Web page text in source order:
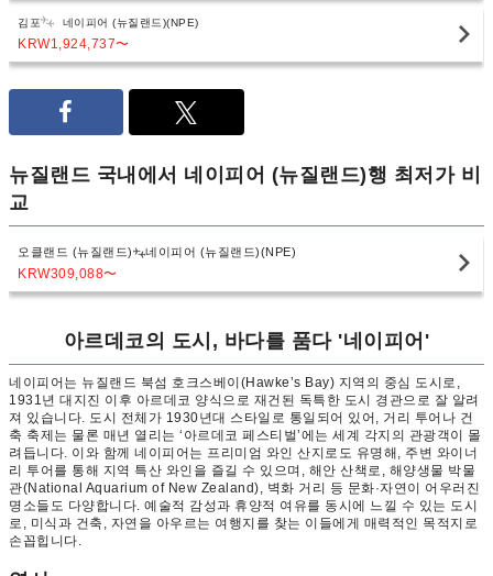
김포 네이피어 (뉴질랜드)(NPE)
KRW1,924,737〜
뉴질랜드 국내에서 네이피어 (뉴질랜드)행 최저가 비
교
오클랜드 (뉴질랜드) 네이피어 (뉴질랜드)(NPE)
KRW309,088〜
아르데코의 도시, 바다를 품다 '네이피어'
네이피어는 뉴질랜드 북섬 호크스베이(Hawke’s Bay) 지역의 중심 도시로,
1931년 대지진 이후 아르데코 양식으로 재건된 독특한 도시 경관으로 잘 알려
져 있습니다. 도시 전체가 1930년대 스타일로 통일되어 있어, 거리 투어나 건
축 축제는 물론 매년 열리는 ‘아르데코 페스티벌’에는 세계 각지의 관광객이 몰
려듭니다. 이와 함께 네이피어는 프리미엄 와인 산지로도 유명해, 주변 와이너
리 투어를 통해 지역 특산 와인을 즐길 수 있으며, 해안 산책로, 해양생물 박물
관(National Aquarium of New Zealand), 벽화 거리 등 문화·자연이 어우러진
명소들도 다양합니다. 예술적 감성과 휴양적 여유를 동시에 느낄 수 있는 도시
로, 미식과 건축, 자연을 아우르는 여행지를 찾는 이들에게 매력적인 목적지로
손꼽힙니다.